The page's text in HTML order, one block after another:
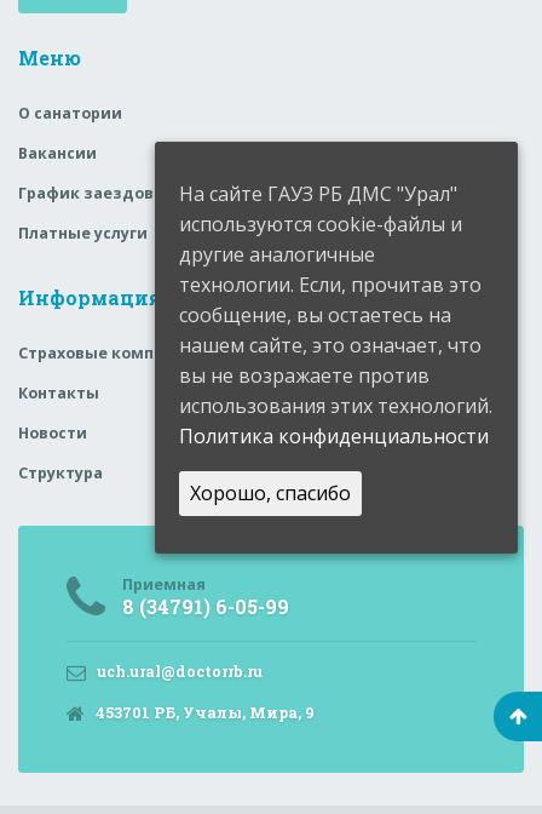
Меню
О санатории
Вакансии
График заездов
Платные услуги
Информация
Страховые компании
Контакты
Новости
Структура
Приемная
8 (34791) 6-05-99
uch.ural@doctorrb.ru
453701 РБ, Учалы, Мира, 9
На сайте ГАУЗ РБ ДМС "Урал"
используются cookie-файлы и
другие аналогичные
технологии. Если, прочитав это
сообщение, вы остаетесь на
нашем сайте, это означает, что
вы не возражаете против
использования этих технологий.
Политика конфиденциальности
Хорошо, спасибо